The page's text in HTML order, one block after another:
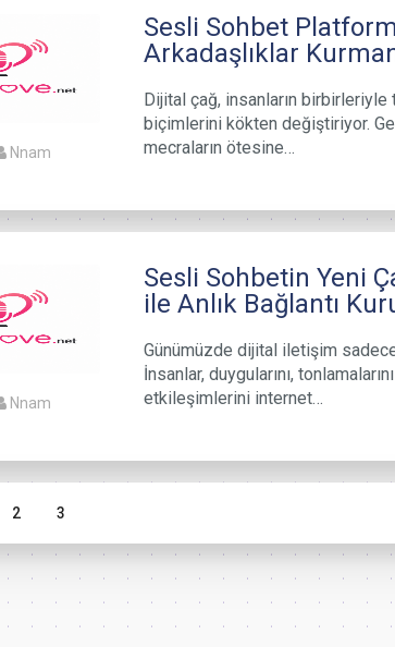
Nnam
Sesli Sohbet
Arkadaşlıklar
Dijital çağ, insanların birbirleriyle
biçimlerini kökten değiştiriyor.
mecraların ötesine…
Nnam
Sesli Sohbetin Yeni
ile Anlık Bağlantı
Günümüzde dijital iletişim sadece
İnsanlar, duygularını,
etkileşimlerini internet…
Sayfa
Sayfa
2 Sayfa
3